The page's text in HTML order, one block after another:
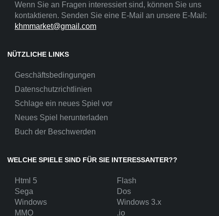
Wenn Sie an Fragen interessiert sind, können Sie uns
kontaktieren. Senden Sie eine E-Mail an unsere E-Mail:
khmmarket@gmail.com
NÜTZLICHE LINKS
Geschäftsbedingungen
Datenschutzrichtlinien
Schlage ein neues Spiel vor
Neues Spiel herunterladen
Buch der Beschwerden
WELCHE SPIELE SIND FÜR SIE INTERESSANTER??
Html 5
Flash
Sega
Dos
Windows
Windows 3.x
MMO
.io